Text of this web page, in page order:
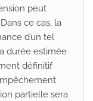
peut
ce cas, la
d’un tel
durée estimée
définitif
partielle sera